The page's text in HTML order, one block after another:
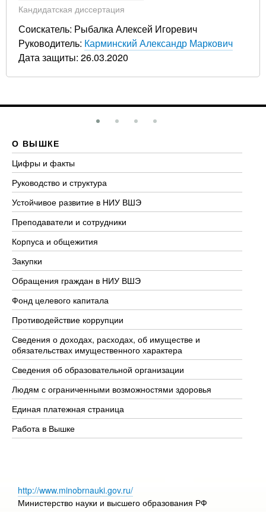
Кандидатская диссертация
Соискатель: Рыбалка Алексей Игоревич
Руководитель: Карминский Александр Маркович
Дата защиты: 26.03.2020
О ВЫШКЕ
Цифры и факты
Руководство и структура
Устойчивое развитие в НИУ ВШЭ
Преподаватели и сотрудники
Корпуса и общежития
Закупки
Обращения граждан в НИУ ВШЭ
Фонд целевого капитала
Противодействие коррупции
Сведения о доходах, расходах, об имуществе и
обязательствах имущественного характера
Сведения об образовательной организации
Людям с ограниченными возможностями здоровья
Единая платежная страница
Работа в Вышке
http://www.minobrnauki.gov.ru/
Министерство науки и высшего образования РФ